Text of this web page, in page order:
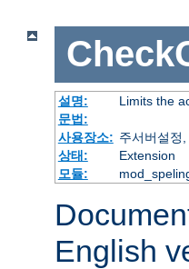
설명:
Limits the
문법:
사용장소: 주서버설정
상태:
Extension
모듈:
English